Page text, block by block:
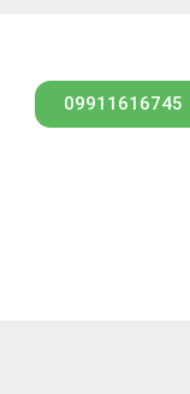
09911616745